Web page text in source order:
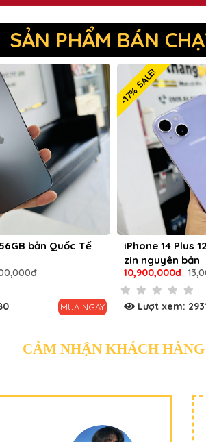
SẢN PHẨM BÁN
-17% SALE!
iPhone 14 Plus 128G like new 99,99%
10,900,000đ 13,000,000đ
Lượt xem: 2931 MUA NGAY
CẢM NHẬN KHÁCH HÀNG